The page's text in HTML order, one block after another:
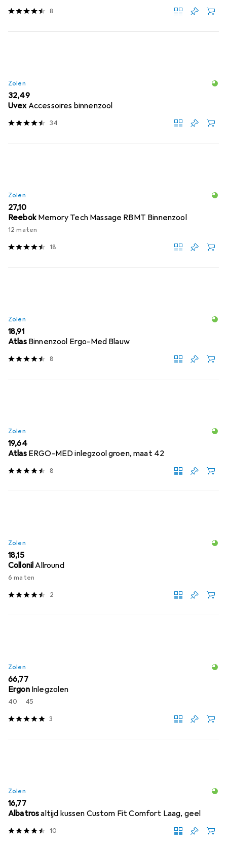
8
Zolen
EUR
32,49
UvexAccessoires binnenzool
34
Zolen
EUR
27,10
Reebok Memory Tech Massage RBMT Binnenzool
12 maten
18
Zolen
EUR
18,91
Atlas Binnenzool Ergo-Med Blauw
8
Zolen
EUR
19,64
Atlas ERGO-MED inlegzool groen, maat 42
8
Zolen
EUR
18,15
CollonilAllround
6 maten
2
Zolen
EUR
66,77
Ergon Inlegzolen
40 45
3
Zolen
EUR
16,77
Albatrosaltijd kussen Custom Fit Comfort Laag, geel
10